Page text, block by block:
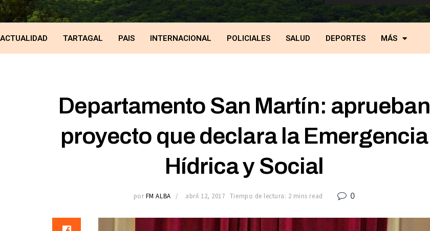
ACTUALIDAD TARTAGAL PAIS INTERNACIONAL POLICIALES SALUD DEPORTES MÁS
Departamento San Martín: aprueban
proyecto que declara la Emergencia
Hídrica y Social
por FM ALBA abril 12, 2017 Tiempo de lectura: 2 mins read 0